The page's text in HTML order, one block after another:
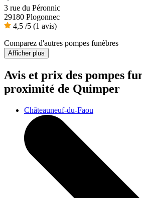
3 rue du Péronnic
29180 Plogonnec
4,5 /5 (1 avis)
Comparez d'autres pompes funèbres
Afficher plus
Avis et prix des pompes
proximité de Quimper
Châteauneuf-du-Faou